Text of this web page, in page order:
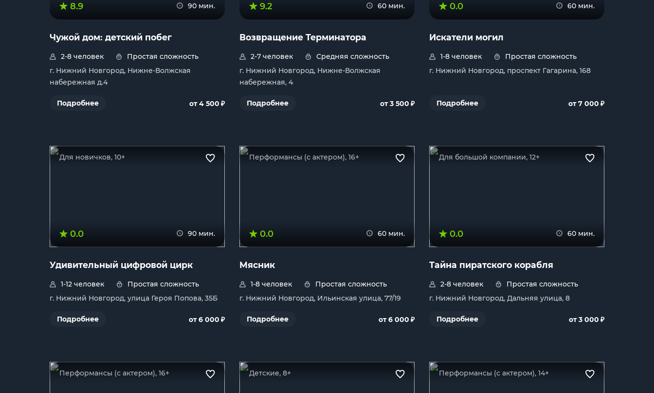
8.9 90 мин.
Чужой дом: детский побег
2-8 человек
Простая сложность
г. Нижний Новгород, Нижне-Волжская
набережная д.4
Подробнее от 4 500 ₽
9.2 60 мин.
Возвращение Терминатора
2-7 человек
Средняя сложность
г. Нижний Новгород, Нижне-Волжская
набережная, 4
Подробнее от 3 500 ₽
0.0 60 мин.
Искатели могил
1-8 человек
Простая сложность
г. Нижний Новгород, проспект Гагарина, 168
Подробнее от 7 000 ₽
Для новичков, 10+
0.0 90 мин.
Удивительный цифровой цирк
1-12 человек
Простая сложность
г. Нижний Новгород, улица Героя Попова, 35Б
Подробнее от 6 000 ₽
Перформансы (с актером), 16+
0.0 60 мин.
Мясник
1-8 человек
Простая сложность
г. Нижний Новгород, Ильинская улица, 77/19
Подробнее от 6 000 ₽
Для большой компании, 12+
0.0 60 мин.
Тайна пиратского корабля
2-8 человек
Простая сложность
г. Нижний Новгород, Дальняя улица, 8
Подробнее от 3 000 ₽
Перформансы (с актером), 16+ Детские, 8+ Перформансы (с актером), 14+